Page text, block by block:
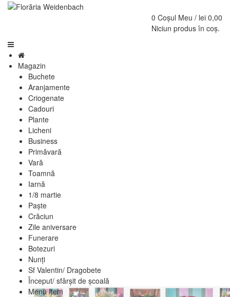
0 Coșul Meu / lei 0,00
Niciun produs în coș.
Magazin
Buchete
Aranjamente
Criogenate
Cadouri
Plante
Licheni
Business
Primăvară
Vară
Toamnă
Iarnă
1/8 martie
Paște
Crăciun
Zile aniversare
Funerare
Botezuri
Nunți
Sf Valentin/ Dragobete
Început/ sfârșit de școală
Menu Item